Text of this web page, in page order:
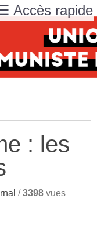
: les
/3398 vues
Accès rapide